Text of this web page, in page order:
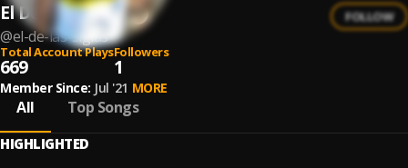
El De Las Siglas
@el-de-las-siglas
FOLLOW
Total Account Plays
669
Followers
1
Member Since: Jul '21 MORE
All Top Songs
HIGHLIGHTED